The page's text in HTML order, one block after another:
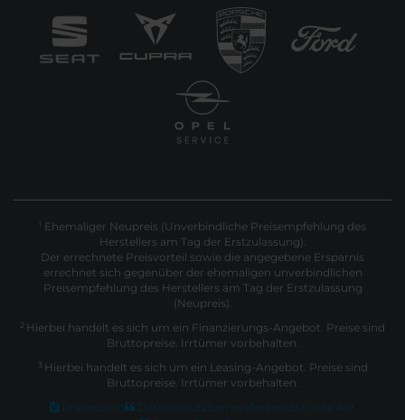
1 Ehemaliger Neupreis (Unverbindliche Preisempfehlung des
Herstellers am Tag der Erstzulassung).
Der errechnete Preisvorteil sowie die angegebene Ersparnis
errechnet sich gegenüber der ehemaligen unverbindlichen
Preisempfehlung des Herstellers am Tag der Erstzulassung
(Neupreis).
2 Hierbei handelt es sich um ein Finanzierungs-Angebot. Preise sind
Bruttopreise. Irrtümer vorbehalten.
3 Hierbei handelt es sich um ein Leasing-Angebot. Preise sind
Bruttopreise. Irrtümer vorbehalten.
Impressum
Datenschutz Barrierefreiheit EU Data Act